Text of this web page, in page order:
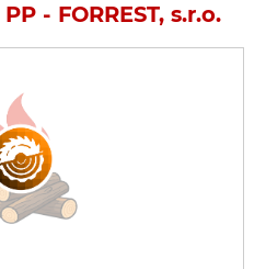
PP - FORREST, s.r.o.